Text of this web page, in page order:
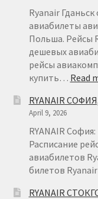
Ryanair
авиабилеты
Польша. Рейсы
дешевых
рейсы
купить… Read
RYANAIR
April 9, 2026
RYANAIR
Расписание
авиабилетов
билетов
RYANAIR